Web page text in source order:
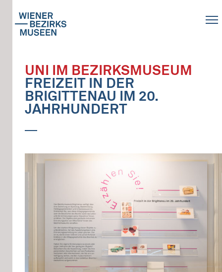
UNI IM BEZIRKSMUSEUM
FREIZEIT IN DER
BRIGITTENAU IM 20.
JAHRHUNDERT